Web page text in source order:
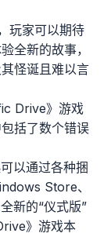
玩家可以期待
全新的故事，
怪诞且难以言
Drive》游戏
括了数个错误
以通过各种捆
Store、
新的“仪式版”
》游戏本